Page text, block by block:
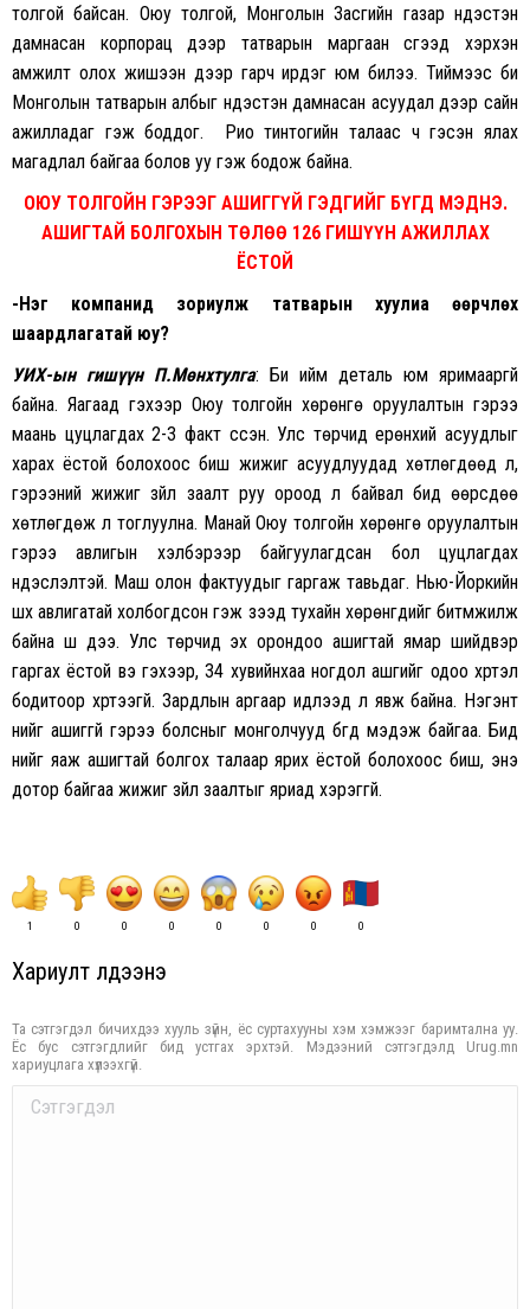
толгой байсан. Оюу толгой, Монголын Засгийн газар үндэстэн
дамнасан корпорац дээр татварын маргаан үүсгээд хэрхэн
амжилт олох жишээн дээр гарч ирдэг юм билээ. Тиймээс би
Монголын татварын албыг үндэстэн дамнасан асуудал дээр сайн
ажилладаг гэж боддог. Рио тинтогийн талаас ч гэсэн ялах
магадлал байгаа болов уу гэж бодож байна.
ОЮУ ТОЛГОЙН ГЭРЭЭГ АШИГГҮЙ ГЭДГИЙГ БҮГД МЭДНЭ.
АШИГТАЙ БОЛГОХЫН ТӨЛӨӨ 126 ГИШҮҮН АЖИЛЛАХ
ЁСТОЙ
-Нэг компанид зориулж татварын хуулиа өөрчлөх
шаардлагатай юу?
УИХ-ын гишүүн П.Мөнхтулга: Би ийм деталь юм яримааргүй
байна. Яагаад гэхээр Оюу толгойн хөрөнгө оруулалтын гэрээ
маань цуцлагдах 2-3 факт үүссэн. Улс төрчид ерөнхий асуудлыг
харах ёстой болохоос биш жижиг асуудлуудад хөтлөгдөөд л,
гэрээний жижиг зүйл заалт руу ороод л байвал бид өөрсдөө
хөтлөгдөж л тоглуулна. Манай Оюу толгойн хөрөнгө оруулалтын
гэрээ авлигын хэлбэрээр байгуулагдсан бол цуцлагдах
үндэслэлтэй. Маш олон фактуудыг гаргаж тавьдаг. Нью-Йоркийн
шүүх авлигатай холбогдсон гэж үзээд тухайн хөрөнгүүдийг битүүмжилж
байна шүү дээ. Улс төрчид эх орондоо ашигтай ямар шийдвэр
гаргах ёстой вэ гэхээр, 34 хувийнхаа ногдол ашгийг одоо хүртэл
бодитоор хүртээгүй. Зардлын аргаар идүүлээд л явж байна. Нэгэнт
үүнийг ашиггүй гэрээ болсныг монголчууд бүгд мэдэж байгаа. Бид
үүнийг яаж ашигтай болгох талаар ярих ёстой болохоос биш, энэ
дотор байгаа жижиг зүйл заалтыг яриад хэрэггүй.
1 0 0 0 0 0 0 0
Хариулт үлдээнэ үү
Та сэтгэгдэл бичихдээ хууль зүйн, ёс суртахууны хэм хэмжээг баримтална уу.
Ёс бус сэтгэгдлийг бид устгах эрхтэй. Мэдээний сэтгэгдэлд Urug.mn
хариуцлага хүлээхгүй.
Comment